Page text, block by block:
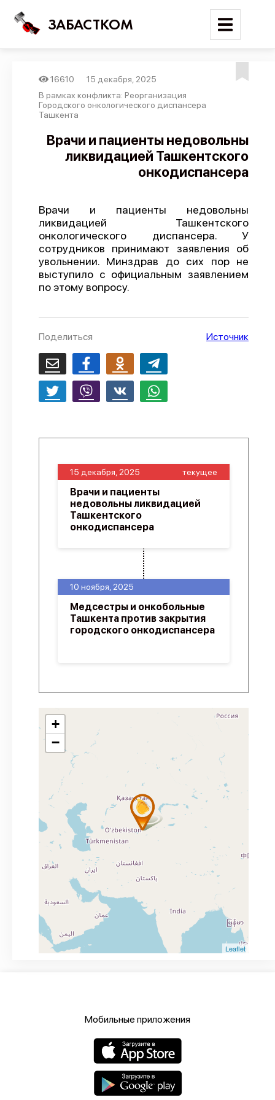
ЗАБАСТКОМ
Войти
Новости
Карта событий
Отчеты
Предложить публикацию
Справочник
API
О проекте
16610
15 декабря, 2025
В рамках конфликта: Реорганизация
Городского онкологического диспансера
Ташкента
Врачи и пациенты недовольны
ликвидацией Ташкентского
онкодиспансера
Врачи и пациенты недовольны
ликвидацией Ташкентского
онкологического диспансера. У
сотрудников принимают заявления об
увольнении. Минздрав до сих пор не
выступило с официальным заявлением
по этому вопросу.
Поделиться Источник
10 ноября, 2025
Медсестры и онкобольные
Ташкента против закрытия
городского онкодиспансера
15 декабря, 2025 текущее
Врачи и пациенты
недовольны ликвидацией
Ташкентского
онкодиспансера
+
−
Leaflet
Мобильные приложения